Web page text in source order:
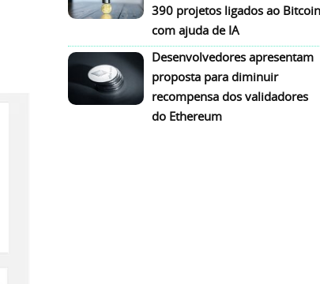
390 projetos ligados ao Bitcoin
com ajuda de IA
Desenvolvedores apresentam
proposta para diminuir
recompensa dos validadores
do Ethereum